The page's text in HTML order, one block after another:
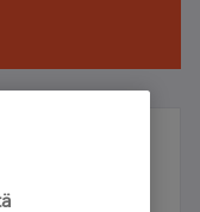
arvonnassa.